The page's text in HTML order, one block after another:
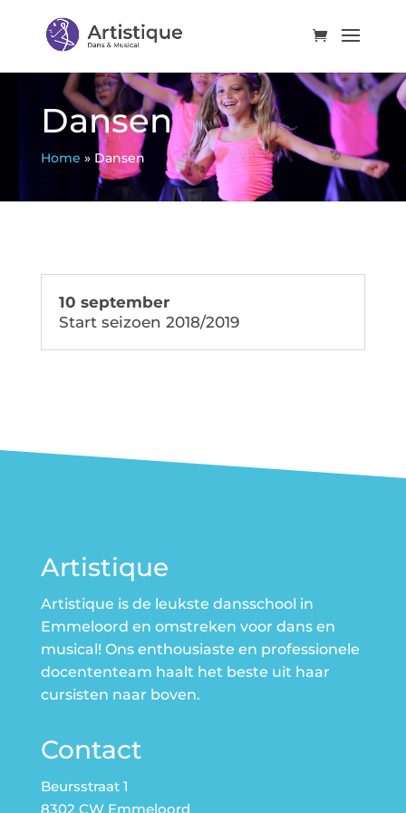
Dansen
Home » Dansen
10 september
Start seizoen 2018/2019
Artistique
Artistique is de leukste dansschool in
Emmeloord en omstreken voor dans en
musical! Ons enthousiaste en professionele
docententeam haalt het beste uit haar
cursisten naar boven.
Contact
Beursstraat 1
8302 CW Emmeloord